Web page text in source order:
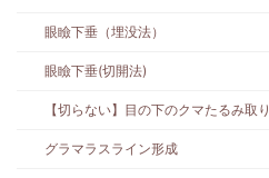
眼瞼下垂（埋没法）
眼瞼下垂(切開法)
【切らない】目の下のクマたるみ取り
グラマラスライン形成